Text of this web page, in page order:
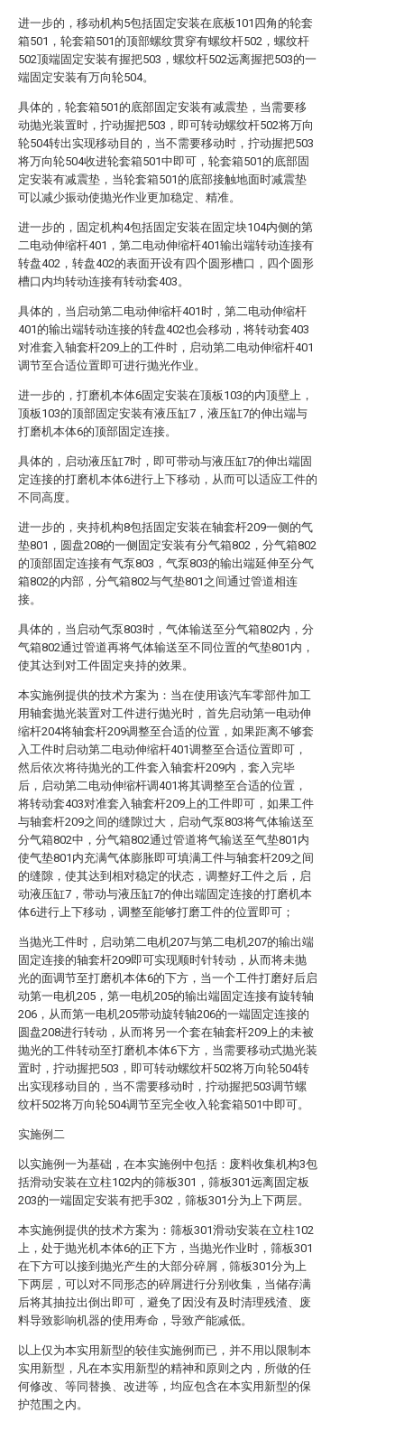
进一步的，移动机构5包括固定安装在底板101四角的轮套
箱501，轮套箱501的顶部螺纹贯穿有螺纹杆502，螺纹杆
502顶端固定安装有握把503，螺纹杆502远离握把503的一
端固定安装有万向轮504。
具体的，轮套箱501的底部固定安装有减震垫，当需要移
动抛光装置时，拧动握把503，即可转动螺纹杆502将万向
轮504转出实现移动目的，当不需要移动时，拧动握把503
将万向轮504收进轮套箱501中即可，轮套箱501的底部固
定安装有减震垫，当轮套箱501的底部接触地面时减震垫
可以减少振动使抛光作业更加稳定、精准。
进一步的，固定机构4包括固定安装在固定块104内侧的第
二电动伸缩杆401，第二电动伸缩杆401输出端转动连接有
转盘402，转盘402的表面开设有四个圆形槽口，四个圆形
槽口内均转动连接有转动套403。
具体的，当启动第二电动伸缩杆401时，第二电动伸缩杆
401的输出端转动连接的转盘402也会移动，将转动套403
对准套入轴套杆209上的工件时，启动第二电动伸缩杆401
调节至合适位置即可进行抛光作业。
进一步的，打磨机本体6固定安装在顶板103的内顶壁上，
顶板103的顶部固定安装有液压缸7，液压缸7的伸出端与
打磨机本体6的顶部固定连接。
具体的，启动液压缸7时，即可带动与液压缸7的伸出端固
定连接的打磨机本体6进行上下移动，从而可以适应工件的
不同高度。
进一步的，夹持机构8包括固定安装在轴套杆209一侧的气
垫801，圆盘208的一侧固定安装有分气箱802，分气箱802
的顶部固定连接有气泵803，气泵803的输出端延伸至分气
箱802的内部，分气箱802与气垫801之间通过管道相连
接。
具体的，当启动气泵803时，气体输送至分气箱802内，分
气箱802通过管道再将气体输送至不同位置的气垫801内，
使其达到对工件固定夹持的效果。
本实施例提供的技术方案为：当在使用该汽车零部件加工
用轴套抛光装置对工件进行抛光时，首先启动第一电动伸
缩杆204将轴套杆209调整至合适的位置，如果距离不够套
入工件时启动第二电动伸缩杆401调整至合适位置即可，
然后依次将待抛光的工件套入轴套杆209内，套入完毕
后，启动第二电动伸缩杆调401将其调整至合适的位置，
将转动套403对准套入轴套杆209上的工件即可，如果工件
与轴套杆209之间的缝隙过大，启动气泵803将气体输送至
分气箱802中，分气箱802通过管道将气输送至气垫801内
使气垫801内充满气体膨胀即可填满工件与轴套杆209之间
的缝隙，使其达到相对稳定的状态，调整好工件之后，启
动液压缸7，带动与液压缸7的伸出端固定连接的打磨机本
体6进行上下移动，调整至能够打磨工件的位置即可；
当抛光工件时，启动第二电机207与第二电机207的输出端
固定连接的轴套杆209即可实现顺时针转动，从而将未抛
光的面调节至打磨机本体6的下方，当一个工件打磨好后启
动第一电机205，第一电机205的输出端固定连接有旋转轴
206，从而第一电机205带动旋转轴206的一端固定连接的
圆盘208进行转动，从而将另一个套在轴套杆209上的未被
抛光的工件转动至打磨机本体6下方，当需要移动式抛光装
置时，拧动握把503，即可转动螺纹杆502将万向轮504转
出实现移动目的，当不需要移动时，拧动握把503调节螺
纹杆502将万向轮504调节至完全收入轮套箱501中即可。
实施例二
以实施例一为基础，在本实施例中包括：废料收集机构3包
括滑动安装在立柱102内的筛板301，筛板301远离固定板
203的一端固定安装有把手302，筛板301分为上下两层。
本实施例提供的技术方案为：筛板301滑动安装在立柱102
上，处于抛光机本体6的正下方，当抛光作业时，筛板301
在下方可以接到抛光产生的大部分碎屑，筛板301分为上
下两层，可以对不同形态的碎屑进行分别收集，当储存满
后将其抽拉出倒出即可，避免了因没有及时清理残渣、废
料导致影响机器的使用寿命，导致产能减低。
以上仅为本实用新型的较佳实施例而已，并不用以限制本
实用新型，凡在本实用新型的精神和原则之内，所做的任
何修改、等同替换、改进等，均应包含在本实用新型的保
护范围之内。